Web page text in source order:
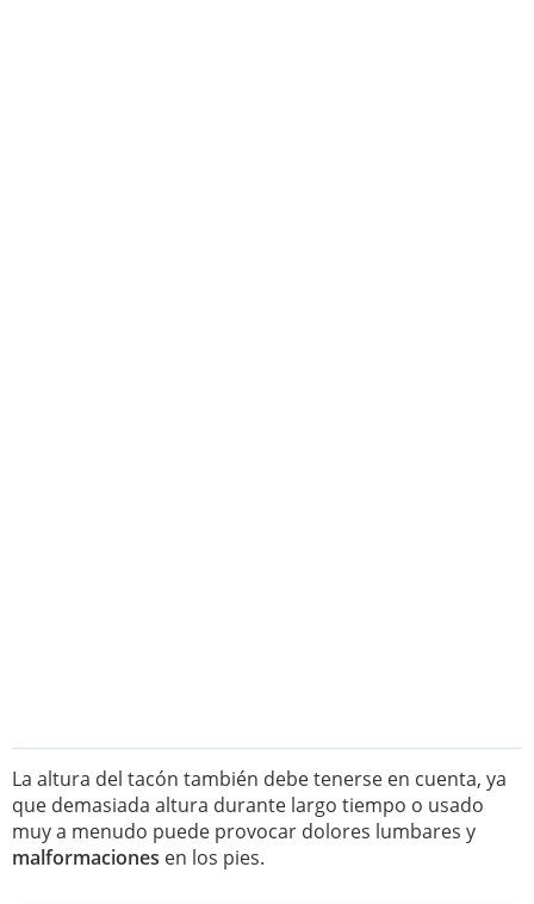
La altura del tacón también debe tenerse en cuenta, ya
que demasiada altura durante largo tiempo o usado
muy a menudo puede provocar dolores lumbares y
malformaciones en los pies.